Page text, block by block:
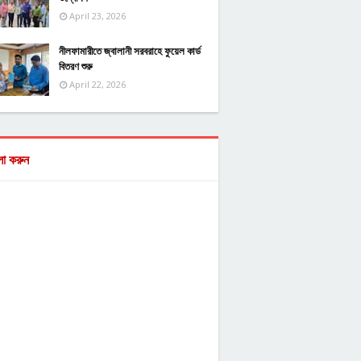
April 23, 2026
নীলফামারীতে জ্বালানী সরবরাহে ফুয়েল কার্ড
বিতরণ শুরু
April 22, 2026
করুন